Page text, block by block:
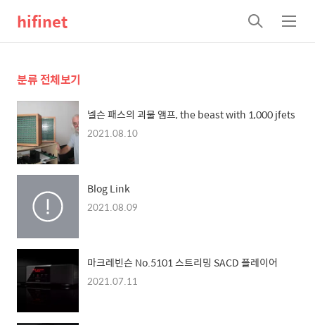
hifinet
검
색
메
뉴
분류 전체보기
넬슨 패스의 괴물 앰프, the beast with 1,000 jfets
2021.08.10
Blog Link
2021.08.09
마크레빈슨 No.5101 스트리밍 SACD 플레이어
2021.07.11